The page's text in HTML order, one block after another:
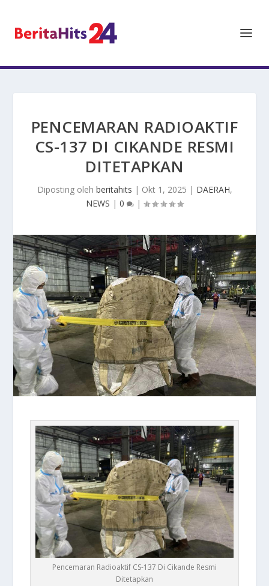
PENCEMARAN RADIOAKTIF
CS-137 DI CIKANDE RESMI
DITETAPKAN
Diposting oleh beritahits | Okt 1, 2025 | DAERAH,
NEWS | 0 |
Pencemaran Radioaktif CS-137 Di Cikande Resmi
Ditetapkan